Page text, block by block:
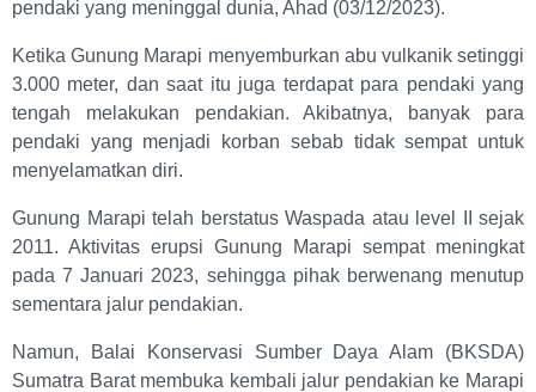
pendaki yang meninggal dunia, Ahad (03/12/2023).
Ketika Gunung Marapi menyemburkan abu vulkanik setinggi
3.000 meter, dan saat itu juga terdapat para pendaki yang
tengah melakukan pendakian. Akibatnya, banyak para
pendaki yang menjadi korban sebab tidak sempat untuk
menyelamatkan diri.
Gunung Marapi telah berstatus Waspada atau level II sejak
2011. Aktivitas erupsi Gunung Marapi sempat meningkat
pada 7 Januari 2023, sehingga pihak berwenang menutup
sementara jalur pendakian.
Namun, Balai Konservasi Sumber Daya Alam (BKSDA)
Sumatra Barat membuka kembali jalur pendakian ke Marapi